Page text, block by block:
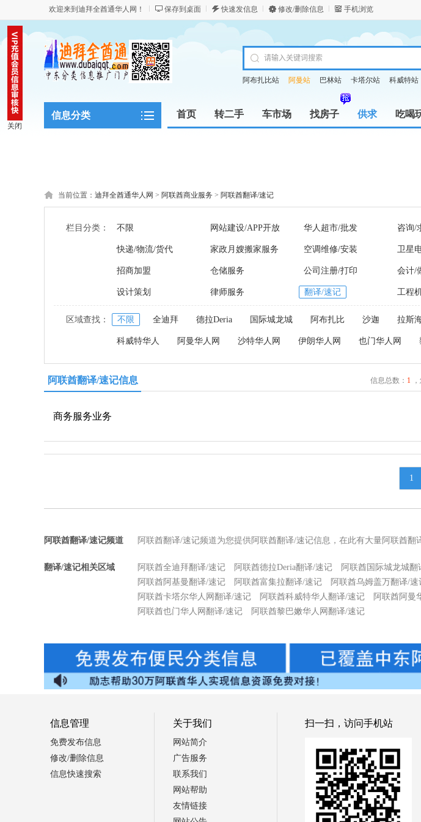
欢迎来到迪拜全酋通华人网！ 保存到桌面 快速发信息 修改/删除信息 手机浏览
阿布扎比站 阿曼站 巴林站 卡塔尔站 科威特站
信息分类 首页 转二手 车市场 找房子 供求 吃喝
当前位置： 迪拜全酋通华人网 > 阿联酋商业服务 > 阿联酋翻译/速记
栏目分类： 不限 网站建设/APP开放 华人超市/批发 咨询/
快递/物流/货代 家政月嫂搬家服务 空调维修/安装 卫星
招商加盟 仓储服务 公司注册/打印 会计/
设计策划 律师服务 翻译/速记 工程
区域查找： 不限 全迪拜 德拉Deria 国际城龙城 阿布扎比 沙迦 拉斯
科威特华人 阿曼华人网 沙特华人网 伊朗华人网 也门华人网
阿联酋翻译/速记信息 信息总数： 1，
商务服务业务
1
阿联酋翻译/速记频道 阿联酋翻译/速记频道为您提供阿联酋翻译/速记信息，在此有大量阿联酋
翻译/速记相关区域 阿联酋全迪拜翻译/速记 阿联酋德拉Deria翻译/速记 阿联酋国际城龙城翻
阿联酋阿基曼翻译/速记
阿联酋富集拉翻译/速记 阿联酋乌姆盖万翻译/速
阿联酋卡塔尔华人网翻译/速记
阿联酋科威特华人翻译/速记 阿联酋阿曼
阿联酋也门华人网翻译/速记
阿联酋黎巴嫩华人网翻译/速记
关闭
信息管理
免费发布信息
修改/删除信息
信息快速搜索
关于我们
网站简介
广告服务
联系我们
网站帮助
友情链接
扫一扫，访问手机站